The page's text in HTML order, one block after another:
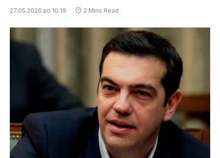
27.05.2026 во 10:19 2 Mins Read